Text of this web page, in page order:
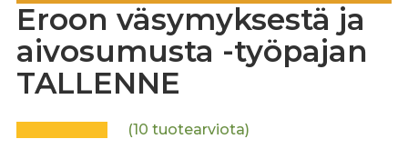
Eroon väsymyksestä ja
aivosumusta -työpajan
TALLENNE
(10 tuotearviota)